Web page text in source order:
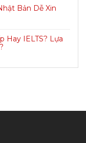
Bản Dễ Xin
Hay IELTS? Lựa